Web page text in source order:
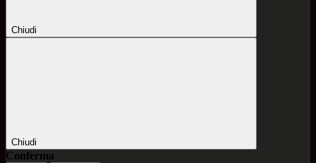
Chiudi
Chiudi
Conferma